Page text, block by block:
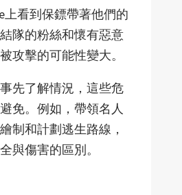
上看到保鏢帶著他們的
隊的粉絲和懷有惡意
攻擊的可能性變大。
先了解情況，這些危
免。例如，帶領名人
制和計劃逃生路線，
與傷害的區別。